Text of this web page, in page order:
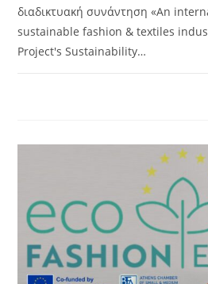
διαδικτυακή συνάντηση «An
sustainable fashion & textiles
Project's Sustainability…